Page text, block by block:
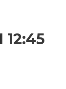
12:45